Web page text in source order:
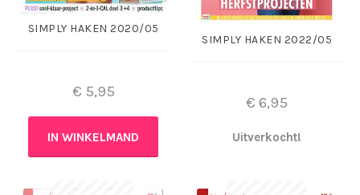
SIMPLY HAKEN 2020/05
€ 5,95
IN WINKELMAND
SIMPLY HAKEN 2022/05
€ 6,95
Uitverkocht!